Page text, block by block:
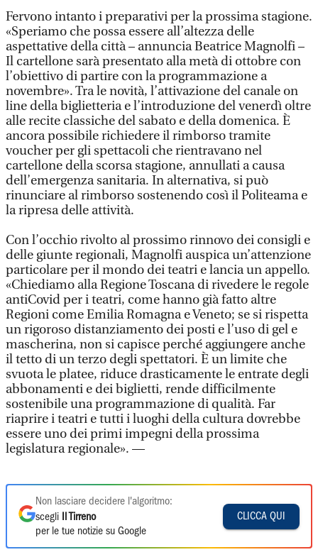
Fervono intanto i preparativi per la prossima stagione.
«Speriamo che possa essere all’altezza delle
aspettative della città – annuncia Beatrice Magnolfi –
Il cartellone sarà presentato alla metà di ottobre con
l’obiettivo di partire con la programmazione a
novembre». Tra le novità, l’attivazione del canale on
line della biglietteria e l’introduzione del venerdì oltre
alle recite classiche del sabato e della domenica. È
ancora possibile richiedere il rimborso tramite
voucher per gli spettacoli che rientravano nel
cartellone della scorsa stagione, annullati a causa
dell’emergenza sanitaria. In alternativa, si può
rinunciare al rimborso sostenendo così il Politeama e
la ripresa delle attività.
Con l’occhio rivolto al prossimo rinnovo dei consigli e
delle giunte regionali, Magnolfi auspica un’attenzione
particolare per il mondo dei teatri e lancia un appello.
«Chiediamo alla Regione Toscana di rivedere le regole
antiCovid per i teatri, come hanno già fatto altre
Regioni come Emilia Romagna e Veneto; se si rispetta
un rigoroso distanziamento dei posti e l’uso di gel e
mascherina, non si capisce perché aggiungere anche
il tetto di un terzo degli spettatori. È un limite che
svuota le platee, riduce drasticamente le entrate degli
abbonamenti e dei biglietti, rende difficilmente
sostenibile una programmazione di qualità. Far
riaprire i teatri e tutti i luoghi della cultura dovrebbe
essere uno dei primi impegni della prossima
legislatura regionale». —
Non lasciare decidere l'algoritmo:
scegli
Il Tirreno
per le tue notizie su Google
CLICCA QUI